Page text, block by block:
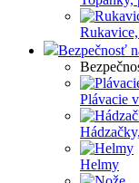
Bezpečnosť
Plávacie
Helmy